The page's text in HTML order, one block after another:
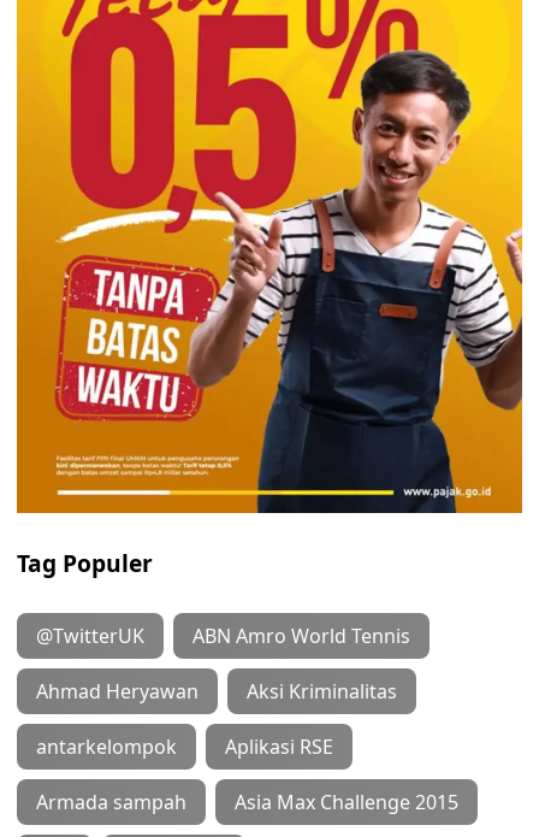
Tag Populer
@TwitterUK ABN Amro World Tennis
Ahmad Heryawan Aksi Kriminalitas
antarkelompok Aplikasi RSE
Armada sampah Asia Max Challenge 2015